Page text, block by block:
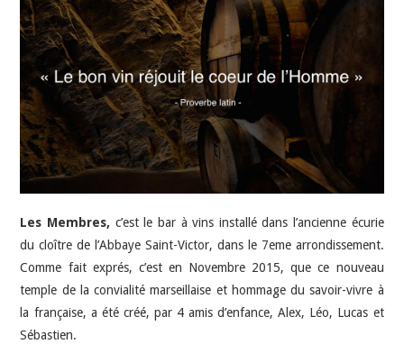
HIGH-TECH
IDÉES SORTIES
INTERVIEWS
Les Membres, c’est le bar à vins installé dans l’ancienne écurie
du cloître de l’Abbaye Saint-Victor, dans le 7eme arrondissement.
Comme fait exprés, c’est en Novembre 2015, que ce nouveau
temple de la convialité marseillaise et hommage du savoir-vivre à
la française, a été créé, par 4 amis d’enfance, Alex, Léo, Lucas et
Sébastien.